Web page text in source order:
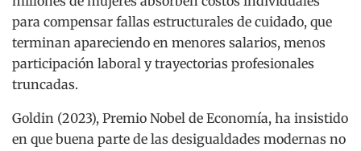
para compensar fallas estructurales de cuidado, que
terminan apareciendo en menores salarios, menos
participación laboral y trayectorias profesionales
truncadas.
Goldin (2023), Premio Nobel de Economía, ha insistido
en que buena parte de las desigualdades modernas no